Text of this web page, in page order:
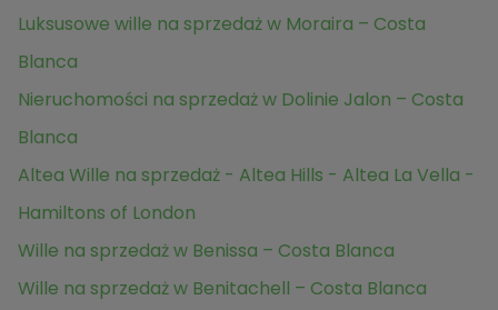
Luksusowe wille na sprzedaż w Moraira – Costa
Blanca
Nieruchomości na sprzedaż w Dolinie Jalon – Costa
Blanca
Altea Wille na sprzedaż - Altea Hills - Altea La Vella -
Hamiltons of London
Wille na sprzedaż w Benissa – Costa Blanca
Wille na sprzedaż w Benitachell – Costa Blanca